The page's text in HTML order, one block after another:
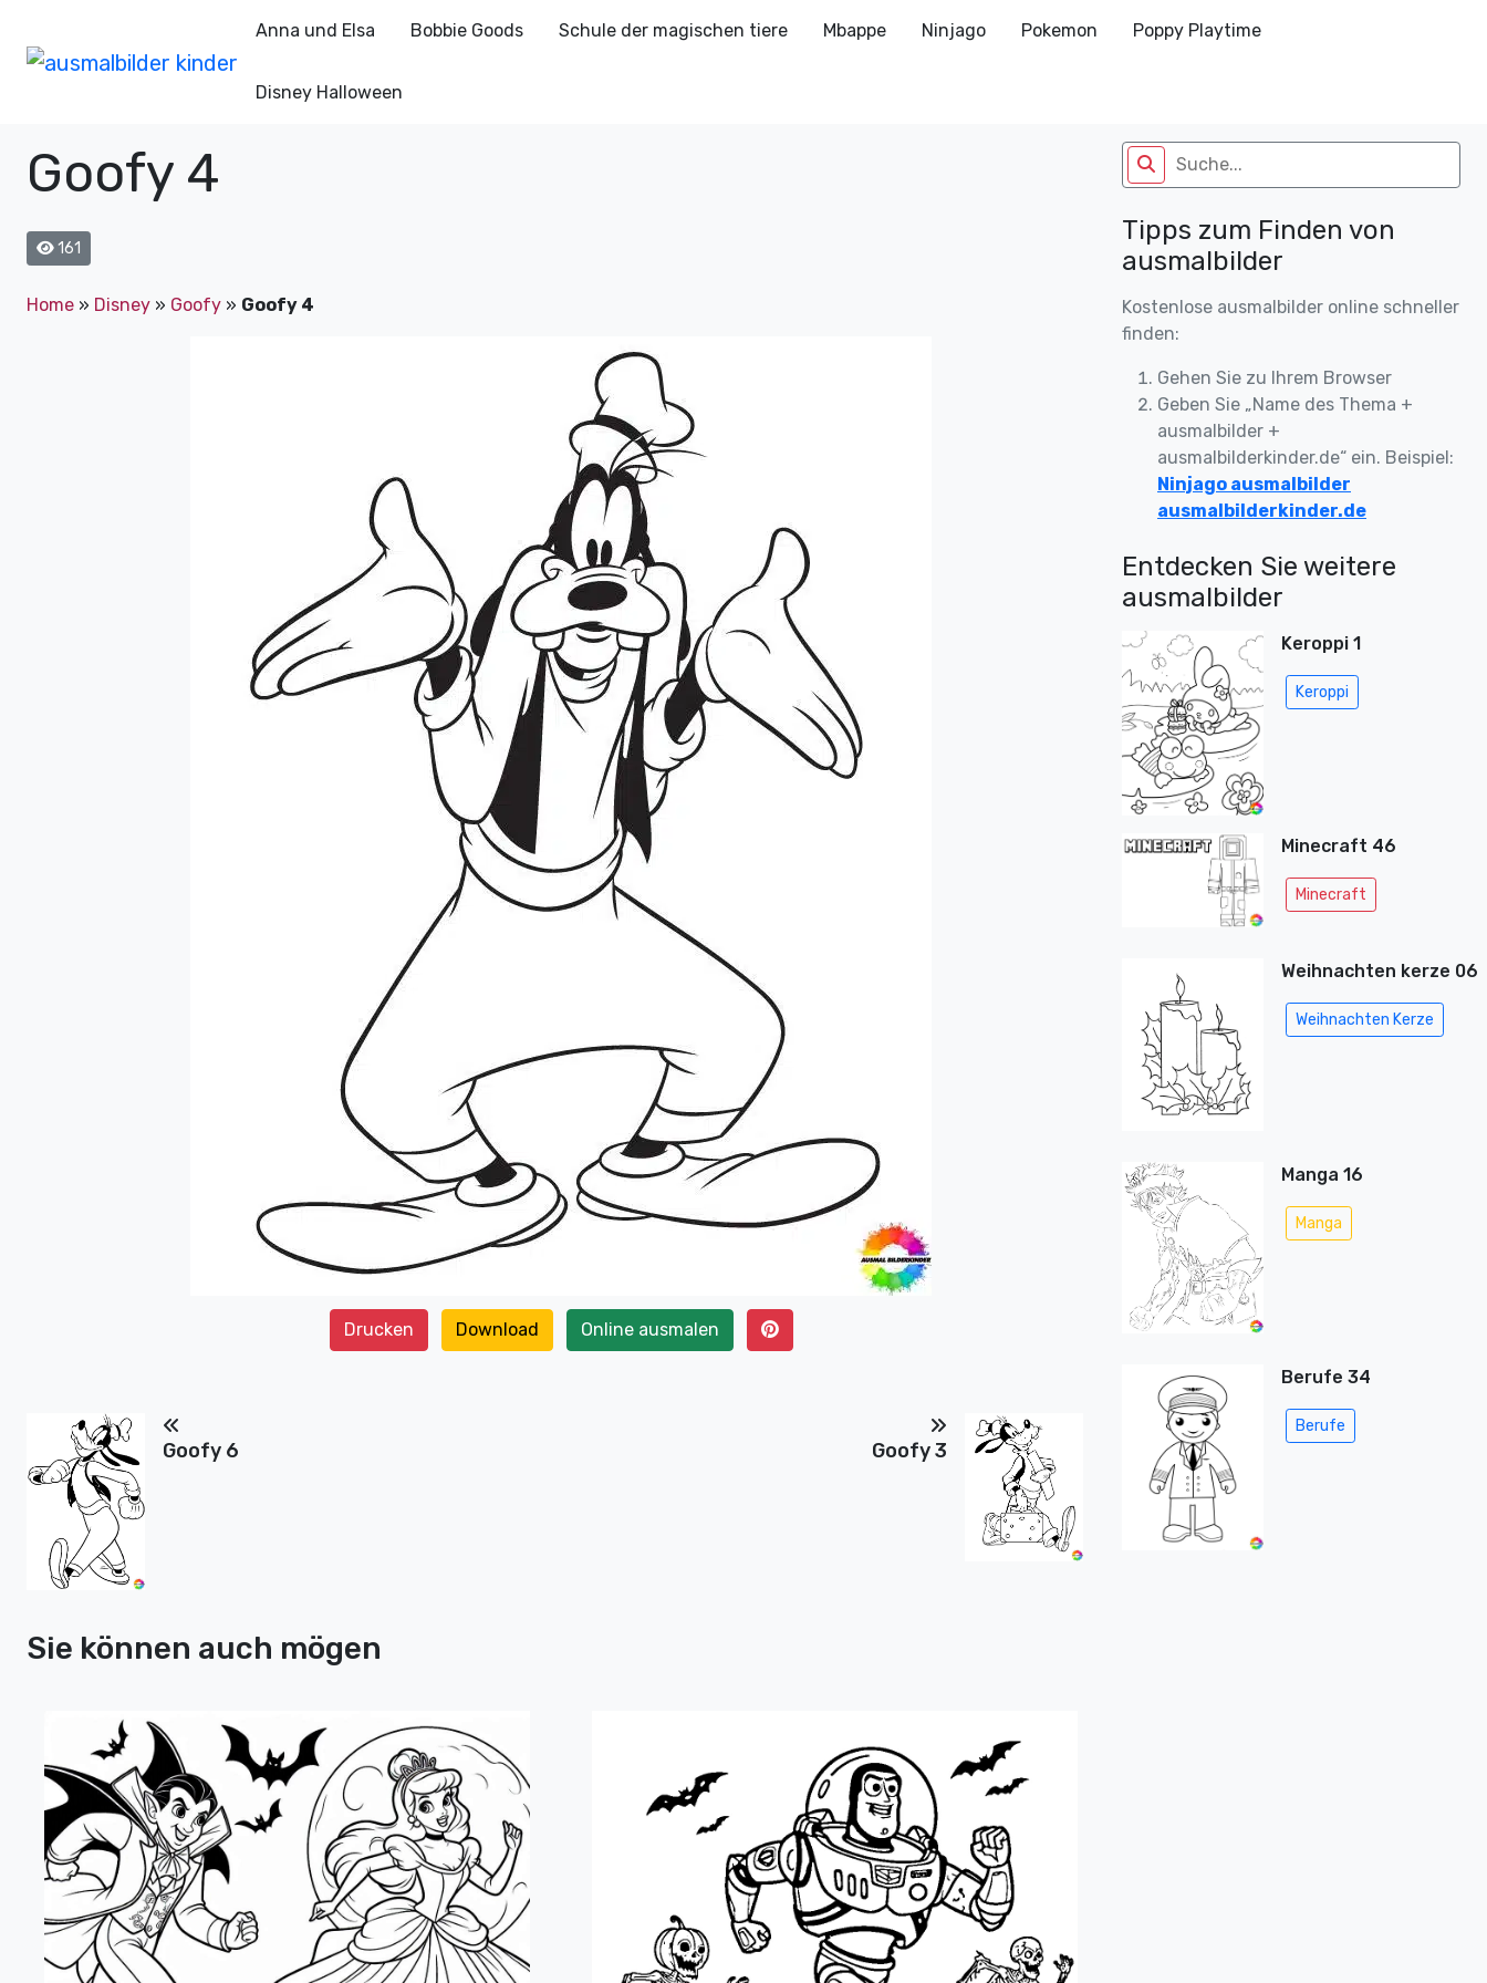
Anna und Elsa Bobbie Goods Schule der magischen tiere Mbappe Ninjago Pokemon Poppy Playtime
Disney Halloween
Goofy 4
161
Home » Disney » Goofy » Goofy 4
Drucken Download Online ausmalen
Goofy 6 Goofy 3
Sie können auch mögen
Tipps zum Finden von
ausmalbilder
Kostenlose ausmalbilder online schneller
finden:
Gehen Sie zu Ihrem Browser
Geben Sie „Name des Thema +
ausmalbilder +
ausmalbilderkinder.de“ ein. Beispiel:
Ninjago ausmalbilder
ausmalbilderkinder.de
Entdecken Sie weitere
ausmalbilder
Keroppi 1
Keroppi
Minecraft 46
Minecraft
Weihnachten kerze 06
Weihnachten Kerze
Manga 16
Manga
Berufe 34
Berufe